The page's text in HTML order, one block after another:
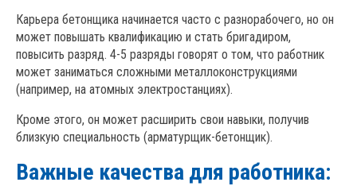
Карьера бетонщика начинается часто с разнорабочего, но он
может повышать квалификацию и стать бригадиром,
повысить разряд. 4-5 разряды говорят о том, что работник
может заниматься сложными металлоконструкциями
(например, на атомных электростанциях).
Кроме этого, он может расширить свои навыки, получив
близкую специальность (арматурщик-бетонщик).
Важные качества для работника: